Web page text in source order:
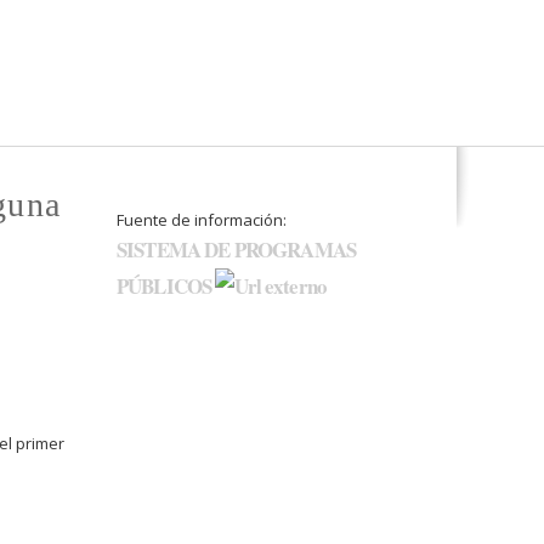
primer
Fuente de información:
SISTEMA DE PROGRAMAS
PÚBLICOS